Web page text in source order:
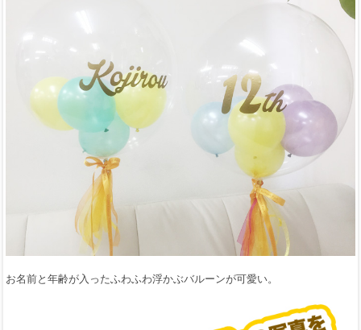
お名前と年齢が入ったふわふわ浮かぶバルーンが可愛い。